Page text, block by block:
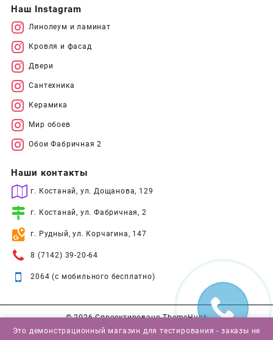
Наш Instagram
Линолеум и ламинат
Кровля и фасад
Двери
Сантехника
Керамика
Мир обоев
Обои Фабричная 2
Наши контакты
г. Костанай, ул. Дощанова, 129
г. Костанай, ул. Фабричная, 2
г. Рудный, ул. Корчагина, 147
8 (7142) 39-20-64
2064 (с мобильного бесплатно)
© 2026Спроектировано ThemeHunk
Это демонстрационный магазин для тестирования - заказы не